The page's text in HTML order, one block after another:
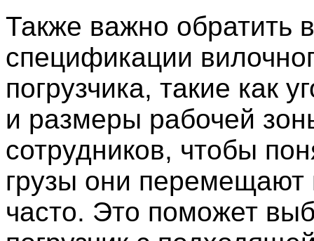
Также важно обратить
спецификации
погрузчика, такие как
и размеры рабочей
сотрудников, чтобы
грузы они перемещают
часто. Это поможет